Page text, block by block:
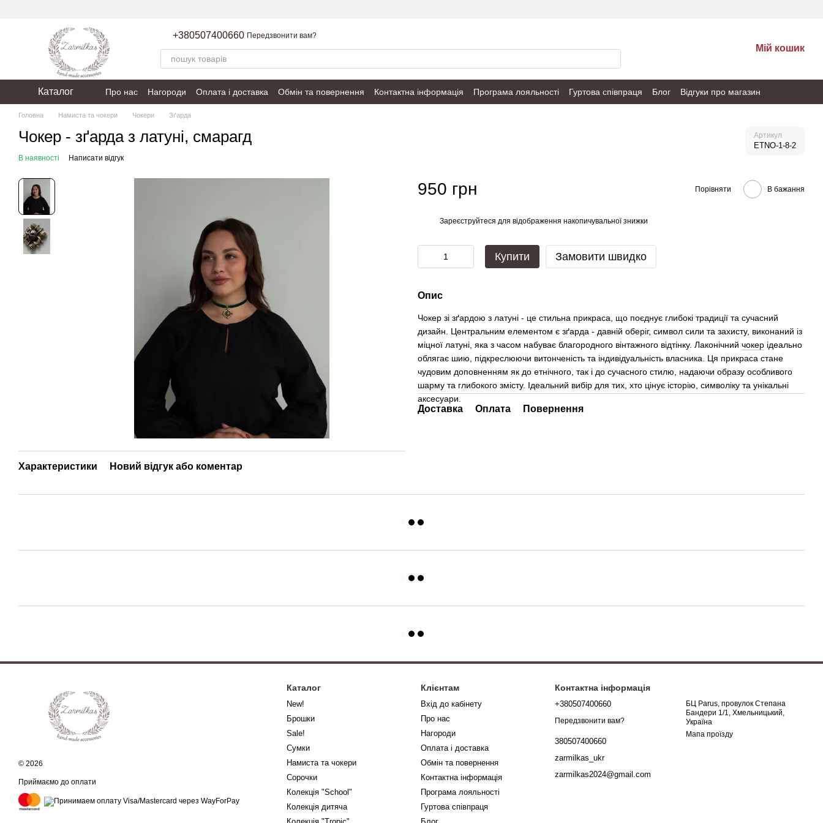
+380507400660 Передзвонити вам?
Мій кошик
Каталог Про нас Нагороди Оплата і доставка Обмін та повернення Контактна інформація Програма лояльності Гуртова співпраця Блог
Відгуки про магазин
Пакування
Політика конфіденційності Публічний договір
Головна Намиста та чокери Чокери Зґарда
Чокер - зґарда з латуні, смарагд Артикул
ETNO-1-8-2
В наявності Написати відгук
Характеристики Новий відгук або коментар
950 грн Порівняти В бажання
Зареєструйтеся для відображення накопичувальної знижки
Купити Замовити швидко
Опис
Чокер зі зґардою з латуні - це стильна прикраса, що поєднує глибокі традиції та сучасний
дизайн. Центральним елементом є зґарда - давній оберіг, символ сили та захисту, виконаний із
міцної латуні, яка з часом набуває благородного вінтажного відтінку. Лаконічний чокер ідеально
облягає шию, підкреслюючи витонченість та індивідуальність власника. Ця прикраса стане
чудовим доповненням як до етнічного, так і до сучасного стилю, надаючи образу особливого
шарму та глибокого змісту. Ідеальний вибір для тих, хто цінує історію, символіку та унікальні
аксесуари.
Доставка Оплата Повернення
© 2026
Приймаємо до оплати
Каталог
New!
Брошки
Sale!
Сумки
Намиста та чокери
Сорочки
Колекція "School"
Колекція дитяча
Клієнтам
Вхід до кабінету
Про нас
Нагороди
Оплата і доставка
Обмін та повернення
Контактна інформація
Програма лояльності
Гуртова співпраця
Контактна інформація
+380507400660
Передзвонити вам?
380507400660
zarmilkas_ukr
zarmilkas2024@gmail.com
БЦ Parus, провулок Степана
Бандери 1/1, Хмельницький,
Україна
Мапа проїзду